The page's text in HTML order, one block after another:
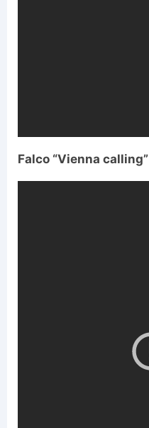
Falco “Vienna calling”